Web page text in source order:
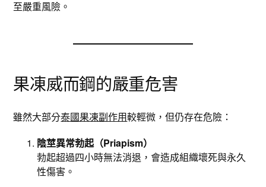
至嚴重風險。
果凍威而鋼的嚴重危害
雖然大部分泰國果凍副作用較輕微，但仍存在危險：
陰莖異常勃起（Priapism）
勃起超過四小時無法消退，會造成組織壞死與永久
性傷害。